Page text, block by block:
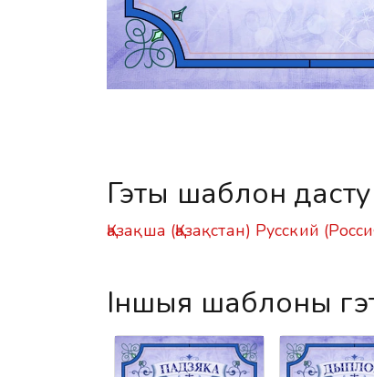
Гэты шаблон
Қазақша (Қазақстан) Русский
Іншыя шаблоны